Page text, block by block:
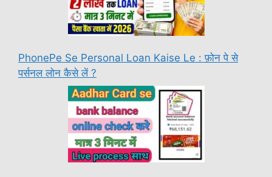
PhonePe Se Personal Loan Kaise Le : फ़ोन पे से
पर्सनल लोन कैसे लें ?